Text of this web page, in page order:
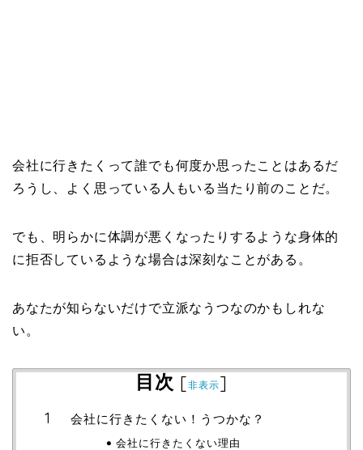
会社に行きたくって誰でも何度か思ったことはあるだ
ろうし、よく思っている人もいる当たり前のことだ。
でも、明らかに体調が悪くなったりするような身体的
に拒否しているような場合は深刻なことがある。
あなたが知らないだけで立派なうつなのかもしれな
い。
目次 [非表示]
会社に行きたくない！うつかな？
会社に行きたくない理由